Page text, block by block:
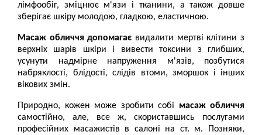
лімфообіг, зміцнює м'язи і тканини, а також довше
зберігає шкіру молодою, гладкою, еластичною.
Масаж обличчя допомагає видалити мертві клітини з
верхніх шарів шкіри і вивести токсини з глибших,
усунути надмірне напруження м'язів, позбутися
набряклості, блідості, слідів втоми, зморшок і інших
вікових змін.
Природно, кожен може зробити собі масаж обличчя
самостійно, але, все ж, скориставшись послугами
професійних масажистів в салоні на ст. м. Позняки,